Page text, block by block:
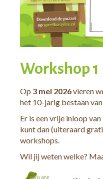
Workshop 1
Op 3 mei 2026vieren
het 10-jarig bestaan
Er is een vrije inloop
kunt dan (uiteraard
workshops.
Wil jij weten welke?